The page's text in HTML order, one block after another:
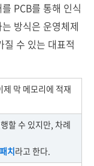
PCB를 통해 인식
방식은 운영체제
질 수 있는 대표적
막 메모리에 적재
할 수 있지만, 차례
치라고 한다.